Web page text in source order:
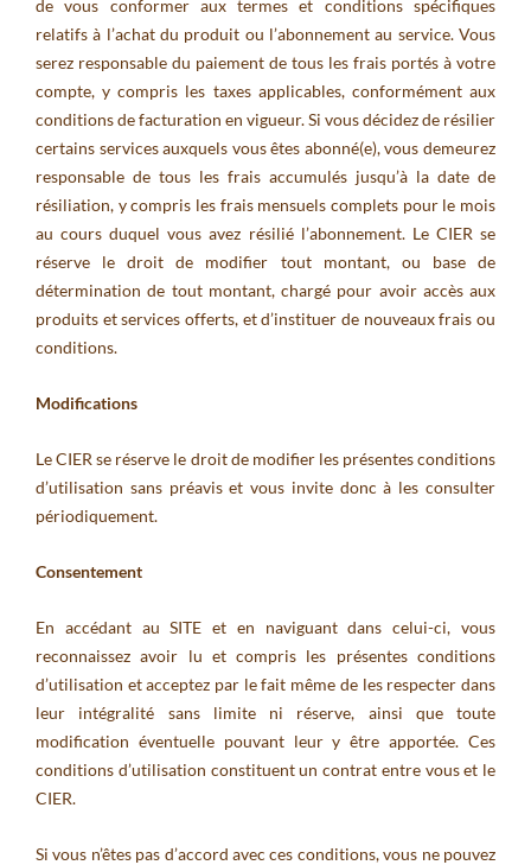
de vous conformer aux termes et conditions spécifiques
relatifs à l’achat du produit ou l’abonnement au service. Vous
serez responsable du paiement de tous les frais portés à votre
compte, y compris les taxes applicables, conformément aux
conditions de facturation en vigueur. Si vous décidez de résilier
certains services auxquels vous êtes abonné(e), vous demeurez
responsable de tous les frais accumulés jusqu’à la date de
résiliation, y compris les frais mensuels complets pour le mois
au cours duquel vous avez résilié l’abonnement. Le CIER se
réserve le droit de modifier tout montant, ou base de
détermination de tout montant, chargé pour avoir accès aux
produits et services offerts, et d’instituer de nouveaux frais ou
conditions.
Modifications
Le CIER se réserve le droit de modifier les présentes conditions
d’utilisation sans préavis et vous invite donc à les consulter
périodiquement.
Consentement
En accédant au SITE et en naviguant dans celui-ci, vous
reconnaissez avoir lu et compris les présentes conditions
d’utilisation et acceptez par le fait même de les respecter dans
leur intégralité sans limite ni réserve, ainsi que toute
modification éventuelle pouvant leur y être apportée. Ces
conditions d’utilisation constituent un contrat entre vous et le
CIER.
Si vous n’êtes pas d’accord avec ces conditions, vous ne pouvez